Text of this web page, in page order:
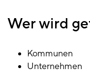
Wer wird
Kommunen
Unternehmen